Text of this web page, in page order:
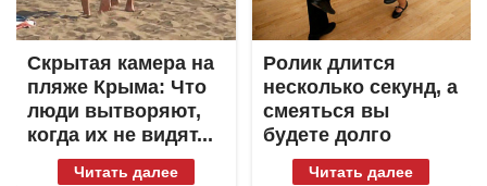
Скрытая камера на
пляже Крыма: Что
люди вытворяют,
когда их не видят...
Читать далее
Ролик длится
несколько секунд, а
смеяться вы
будете долго
Читать далее